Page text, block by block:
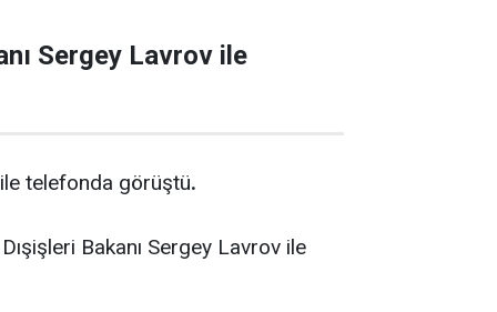
Sergey Lavrov ile
ile telefonda görüştü.
Bakanı Sergey Lavrov ile